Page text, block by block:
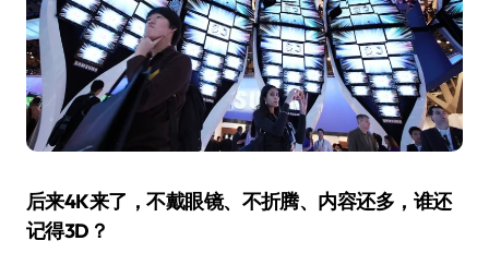
后来4K来了，不戴眼镜、不折腾、内容还多，谁还
记得3D？